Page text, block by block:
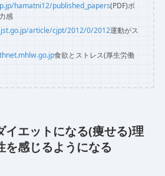
hamatni12/published_papers(PDF)ボ
感
article/cjpt/2012/0/2012運動がス
食欲とストレス(厚生労働
イエットになる(痩せる)理
感じるようになる